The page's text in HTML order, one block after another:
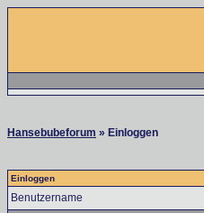
Hansebubeforum » Einloggen
Einloggen
Benutzername